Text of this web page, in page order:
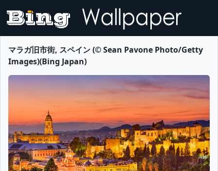
マラガ旧市街, スペイン (© Sean Pavone Photo/Getty
Images)(Bing Japan)